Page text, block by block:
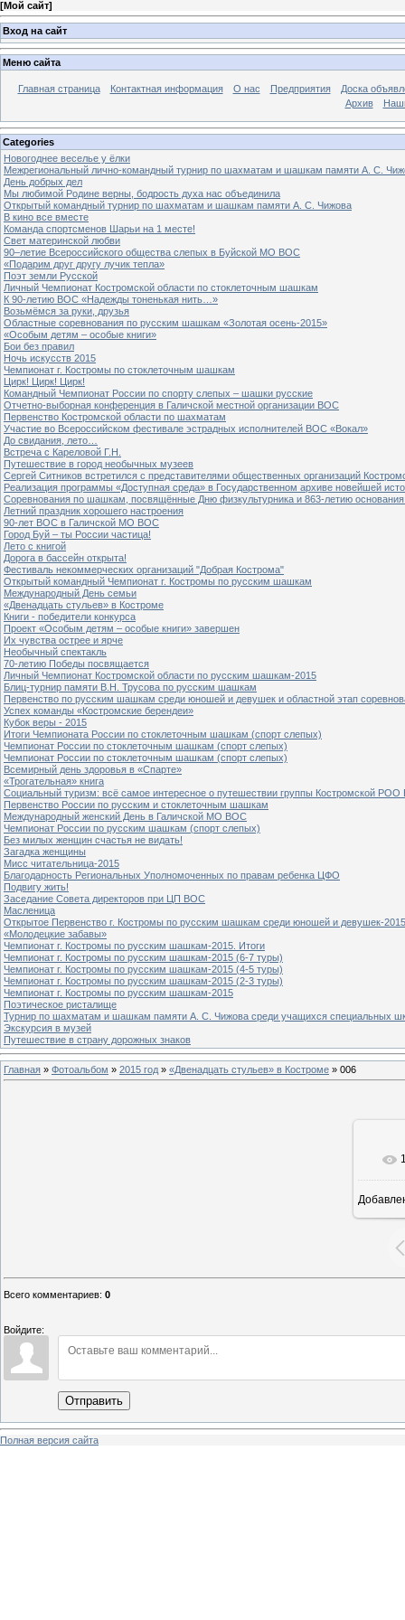
[Мой сайт]
Вход на сайт
Меню сайта
Главная страница Контактная информация О нас Предприятия
Доска
Архив
Categories
Новогоднее веселье у ёлки
Межрегиональный лично-командный турнир по шахматам и шашкам памяти А. С.
День добрых дел
Мы любимой Родине верны, бодрость духа нас объединила
Открытый командный турнир по шахматам и шашкам памяти А. С. Чижова
В кино все вместе
Команда спортсменов Шарьи на 1 месте!
Свет материнской любви
90–летие Всероссийского общества слепых в Буйской МО ВОС
«Подарим друг другу лучик тепла»
Поэт земли Русской
Личный Чемпионат Костромской области по стоклеточным шашкам
К 90-летию ВОС «Надежды тоненькая нить…»
Возьмёмся за руки, друзья
Областные соревнования по русским шашкам «Золотая осень-2015»
«Особым детям – особые книги»
Бои без правил
Ночь искусств 2015
Чемпионат г. Костромы по стоклеточным шашкам
Цирк! Цирк! Цирк!
Командный Чемпионат России по спорту слепых – шашки русские
Отчетно-выборная конференция в Галичской местной организации ВОС
Первенство Костромской области по шахматам
Участие во Всероссийском фестивале эстрадных исполнителей ВОС «Вокал»
До свидания, лето…
Встреча с Кареловой Г.Н.
Путешествие в город необычных музеев
Сергей Ситников встретился с представителями общественных организаций
Реализация программы «Доступная среда» в Государственном архиве новейшей
Соревнования по шашкам, посвящённые Дню физкультурника и 863-летию основания
Летний праздник хорошего настроения
90-лет ВОС в Галичской МО ВОС
Город Буй – ты России частица!
Лето с книгой
Дорога в бассейн открыта!
Фестиваль некоммерческих организаций "Добрая Кострома"
Открытый командный Чемпионат г. Костромы по русским шашкам
Международный День семьи
«Двенадцать стульев» в Костроме
Книги - победители конкурса
Проект «Особым детям – особые книги» завершен
Их чувства острее и ярче
Необычный спектакль
70-летию Победы посвящается
Личный Чемпионат Костромской области по русским шашкам-2015
Блиц-турнир памяти В.Н. Трусова по русским шашкам
Первенство по русским шашкам среди юношей и девушек и областной этап
Успех команды «Костромские берендеи»
Кубок веры - 2015
Итоги Чемпионата России по стоклеточным шашкам (спорт слепых)
Чемпионат России по стоклеточным шашкам (спорт слепых)
Чемпионат России по стоклеточным шашкам (спорт слепых)
Всемирный день здоровья в «Спарте»
«Трогательная» книга
Социальный туризм: всё самое интересное о путешествии группы Костромской
Первенство России по русским и стоклеточным шашкам
Международный женский День в Галичской МО ВОС
Чемпионат России по русским шашкам (спорт слепых)
Без милых женщин счастья не видать!
Загадка женщины
Мисс читательница-2015
Благодарность Региональных Уполномоченных по правам ребенка ЦФО
Подвигу жить!
Заседание Совета директоров при ЦП ВОС
Масленица
Открытое Первенство г. Костромы по русским шашкам среди юношей и девушек-
«Молодецкие забавы»
Чемпионат г. Костромы по русским шашкам-2015. Итоги
Чемпионат г. Костромы по русским шашкам-2015 (6-7 туры)
Чемпионат г. Костромы по русским шашкам-2015 (4-5 туры)
Чемпионат г. Костромы по русским шашкам-2015 (2-3 туры)
Чемпионат г. Костромы по русским шашкам-2015
Поэтическое ристалище
Турнир по шахматам и шашкам памяти А. С. Чижова среди учащихся специальных
Экскурсия в музей
Путешествие в страну дорожных знаков
Главная » Фотоальбом » 2015 год » «Двенадцать стульев» в Костроме » 006
Всего комментариев: 0
Войдите:
Отправить
Полная версия сайта